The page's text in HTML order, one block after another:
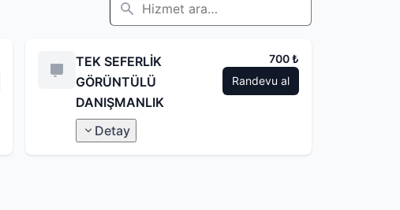
TEK SEFERLİK
GÖRÜNTÜLÜ
DANIŞMANLIK
Detay
700 ₺
Randevu al